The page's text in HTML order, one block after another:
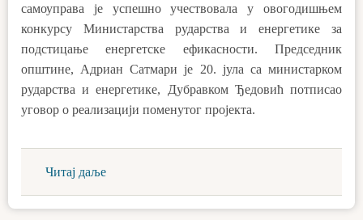
самоуправа је успешно учествовала у овогодишњем
конкурсу Министарства рударства и енергетике за
подстицање енергетске ефикасности. Председник
општине, Адриан Сатмари је 20. јула са министарком
рударства и енергетике, Дубравком Ђедовић потписао
уговор о реализацији поменутог пројекта.
Читај даље